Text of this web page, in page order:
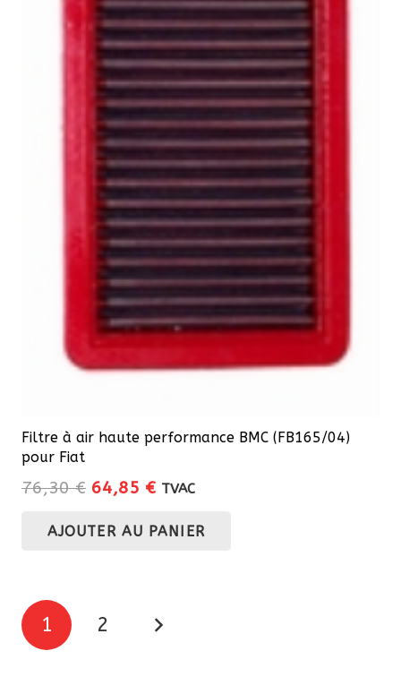
Filtre à air haute performance BMC (FB165/04)
pour Fiat
76,30€ Le
initial
64,85 €Le
actuel
TVAC
AJOUTER AU PANIER
Pagination
des
1 2